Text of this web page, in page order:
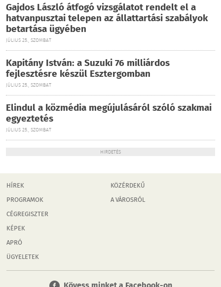
Gajdos László átfogó vizsgálatot rendelt el a
hatvanpusztai telepen az állattartási szabályok
betartása ügyében
JÚLIUS 25., SZOMBAT
Kapitány István: a Suzuki 76 milliárdos
fejlesztésre készül Esztergomban
JÚLIUS 25., SZOMBAT
Elindul a közmédia megújulásáról szóló szakmai
egyeztetés
JÚLIUS 25., SZOMBAT
HIRDETÉS
HÍREK
PROGRAMOK
CÉGREGISZTER
KÉPEK
APRÓ
ÜGYELETEK
KÖZÉRDEKŰ
A VÁROSRÓL